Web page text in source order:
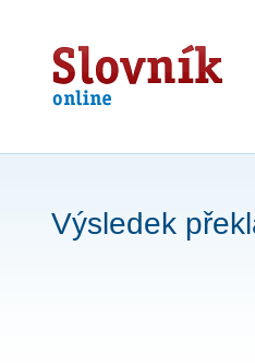
Slovník
online
Výsledek